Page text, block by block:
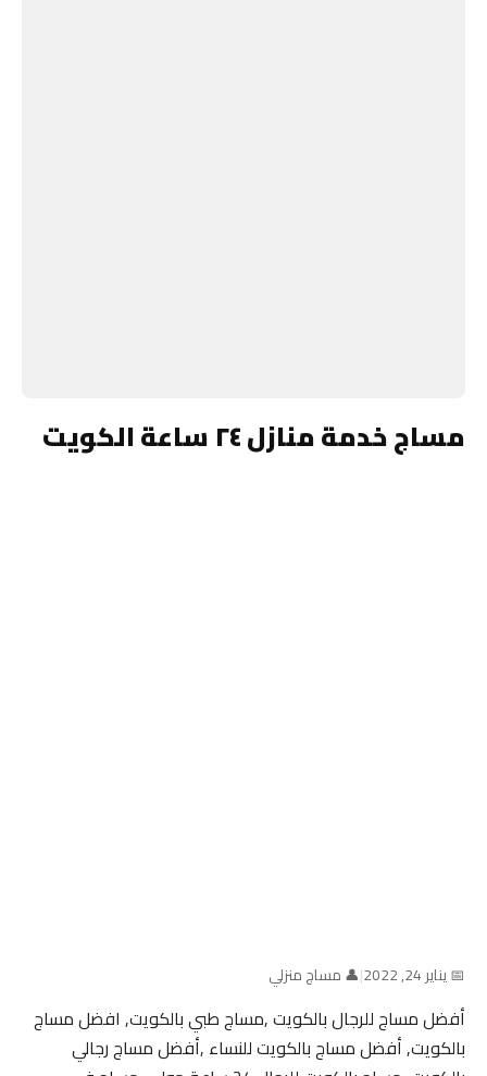
مساج خدمة منازل ٢٤ ساعة الكويت
📅 يناير 24, 2022 |👤 مساج منزلي
أفضل مساج للرجال بالكويت ,مساج طبي بالكويت, افضل مساج
بالكويت, أفضل مساج بالكويت للنساء ,أفضل مساج رجالي